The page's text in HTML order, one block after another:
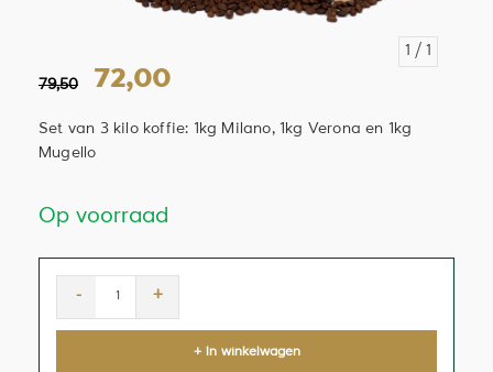
1 / 1
79,50 72,00
Set van 3 kilo koffie: 1kg Milano, 1kg Verona en 1kg
Mugello
Op voorraad
- +
+ In winkelwagen